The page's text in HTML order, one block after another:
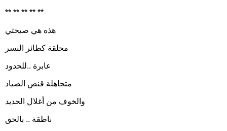
** ** ** ** **
هذه هي صيحتي
محلقة كطائر النسر
عابرة ..للحدود
متجاهلة قنص الصياد
والخوف من أغلال الحديد
ناطقة .. بالحق